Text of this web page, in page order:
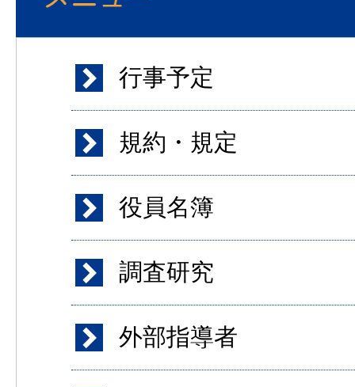
行事予定
規約・規定
役員名簿
調査研究
外部指導者